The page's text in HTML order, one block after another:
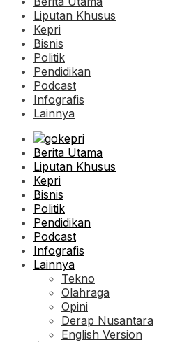
Liputan Khusus
Kepri
Bisnis
Politik
Pendidikan
Podcast
Infografis
Lainnya
Berita Utama
Liputan Khusus
Kepri
Bisnis
Politik
Pendidikan
Podcast
Infografis
Lainnya
Tekno
Olahraga
Opini
Derap Nusantara
English Version